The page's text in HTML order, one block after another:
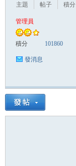
主題
帖子
積分
管理員
積分 101860
發消息